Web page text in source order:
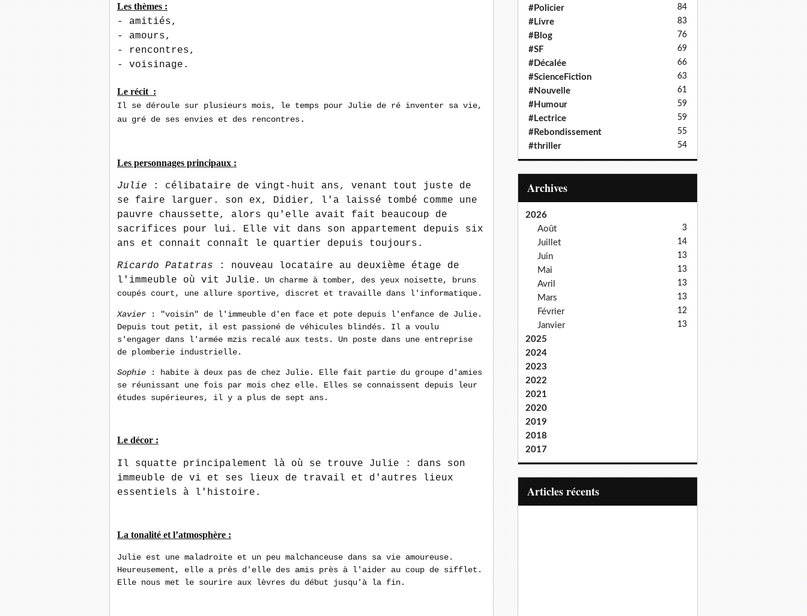
Les thèmes :
- amitiés,
- amours,
- rencontres,
- voisinage .
Le récit :
Il se déroule sur plusieurs mois, le temps pour Julie de ré inventer sa vie,
au gré de ses envies et des rencontres.
Les personnages principaux :
Julie
: célibataire de vingt-huit ans, venant tout juste de
se faire larguer. son ex, Didier, l'a laissé tombé comme une
pauvre chaussette, alors qu'elle avait fait beaucoup de
sacrifices pour lui. Elle vit dans son appartement depuis six
ans et connait connaît le quartier depuis toujours.
Ricardo Patatras
: nouveau locataire au deuxième étage de
l'immeuble où vit Julie . Un charme à tomber, des yeux noisette, bruns
coupés court, une allure sportive, discret et travaille dans l'informatique.
Xavier
: "voisin" de l'immeuble d'en face et pote depuis l'enfance de Julie.
Depuis tout petit, il est passioné de véhicules blindés. Il a voulu
s'engager dans l'armée mzis recalé aux tests. Un poste dans une entreprise
de plomberie industrielle.
Sophie : habite à deux pas de chez Julie. Elle fait partie du groupe d'amies
se réunissant une fois par mois chez elle. Elles se connaissent depuis leur
études supérieures, il y a plus de sept ans.
Le décor :
Il squatte principalement là où se trouve Julie : dans son
immeuble de vi et ses lieux de travail et d'autres lieux
essentiels à l'histoire.
La tonalité et l’atmosphère :
Julie est une maladroite et un peu malchanceuse dans sa vie amoureuse.
Heureusement, elle a près d'elle des amis près à l'aider au coup de sifflet.
Elle nous met le sourire aux lèvres du début jusqu'à la fin.
#Policier 84
#Livre 83
#Blog 76
#SF 69
#Décalée 66
#ScienceFiction 63
#Nouvelle 61
#Humour 59
#Lectrice 59
#Rebondissement 55
#thriller 54
Archives
2026
Août
3
Juillet 14
Juin 13
Mai 13
Avril 13
Mars 13
Février 12
Janvier 13
2025
2024
2023
2022
2021
2020
2019
2018
2017
articles récents